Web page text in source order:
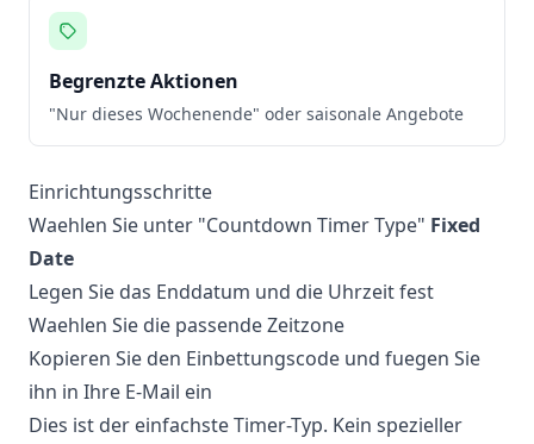
Begrenzte Aktionen
"Nur dieses Wochenende" oder saisonale Angebote
Einrichtungsschritte
Waehlen Sie unter "Countdown Timer Type" Fixed
Date
Legen Sie das Enddatum und die Uhrzeit fest
Waehlen Sie die passende Zeitzone
Kopieren Sie den Einbettungscode und fuegen Sie
ihn in Ihre E-Mail ein
Dies ist der einfachste Timer-Typ. Kein spezieller